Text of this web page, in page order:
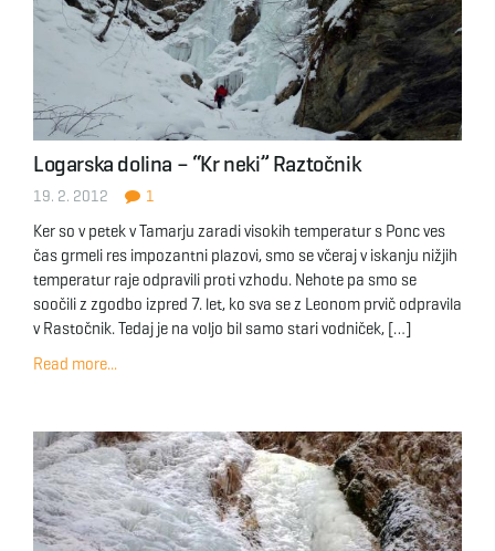
Logarska dolina – “Kr neki” Raztočnik
19. 2. 2012 1
Ker so v petek v Tamarju zaradi visokih temperatur s Ponc ves
čas grmeli res impozantni plazovi, smo se včeraj v iskanju nižjih
temperatur raje odpravili proti vzhodu. Nehote pa smo se
soočili z zgodbo izpred 7. let, ko sva se z Leonom prvič odpravila
v Rastočnik. Tedaj je na voljo bil samo stari vodniček, […]
Read more...